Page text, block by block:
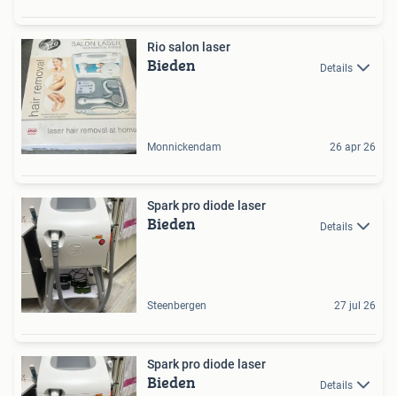
Rio salon laser
Bieden Details
Monnickendam 26 apr 26
Spark pro diode laser
Bieden Details
Steenbergen 27 jul 26
Spark pro diode laser
Bieden Details